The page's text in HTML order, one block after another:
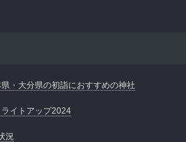
・大分県の初詣におすすめの神社
イトアップ2024
況